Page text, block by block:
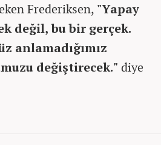
Frederiksen, "Yapay
değil, bu bir gerçek.
anlamadığımız
değiştirecek." diye